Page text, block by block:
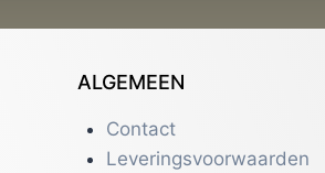
ALGEMEEN
Contact
Leveringsvoorwaarden